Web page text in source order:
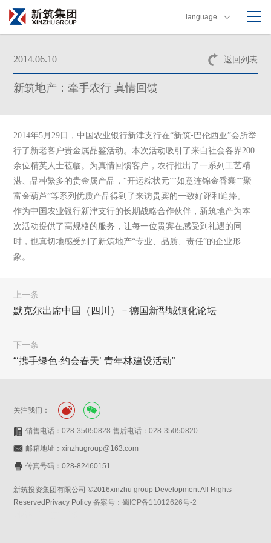
language
返回列表
2014.06.10
新筑地产：牵手农行 真情回馈
2014年5月29日，中国农业银行新津支行在“新筑•巴伦西亚”会所举
行了新老客户贵金属品鉴活动。本次活动吸引了来自社会各界200
余位精英人士莅临。为真情回馈客户，农行推出了一系列工艺精
湛、品种繁多的贵金属产品，“开运粽状元”“如意连锦金香囊”“聚
富金葫芦”等系列优质产品得到了来访贵宾的一致好评和追捧。
作为中国农业银行新津支行的长期战略合作伙伴，新筑地产为本
次活动提供了高规格的服务，让每一位贵宾在感受到礼遇的同
时，也真切地感受到了新筑地产“专业、品质、责任”的企业形
象。
上一条
默克尔出席中国（四川）－德国新型城镇化论坛
下一条
“‘携手绿色·约会春天’ 青年林建设活动”
关注我们：
销售电话：028-35050828 售后电话：028-35050820
邮箱地址：xinzhugroup@163.com
传真号码：028-82460151
新筑投资集团有限公司 ©2016xinzhu group Development All Rights
ReservedPrivacy Policy备案号：蜀ICP备11012626号-2